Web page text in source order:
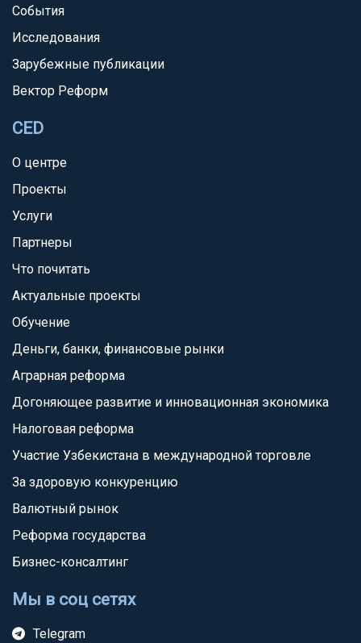
События
Исследования
Зарубежные публикации
Вектор Реформ
CED
О центре
Проекты
Услуги
Партнеры
Что почитать
Актуальные проекты
Обучение
Деньги, банки, финансовые рынки
Аграрная реформа
Догоняющее развитие и инновационная экономика
Налоговая реформа
Участие Узбекистана в международной торговле
За здоровую конкуренцию
Валютный рынок
Реформа государства
Бизнес-консалтинг
Мы в соц сетях
Telegram